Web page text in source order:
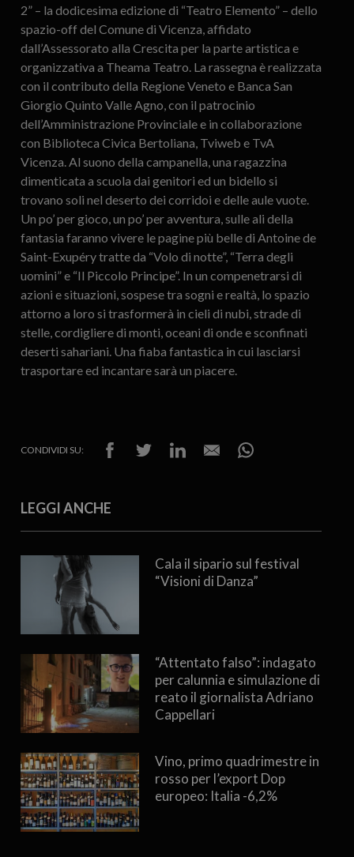
2” – la dodicesima edizione di “Teatro Elemento” – dello
spazio-off del Comune di Vicenza, affidato
dall’Assessorato alla Crescita per la parte artistica e
organizzativa a Theama Teatro. La rassegna è realizzata
con il contributo della Regione Veneto e Banca San
Giorgio Quinto Valle Agno, con il patrocinio
dell’Amministrazione Provinciale e in collaborazione
con Biblioteca Civica Bertoliana, Tviweb e TvA
Vicenza. Al suono della campanella, una ragazzina
dimenticata a scuola dai genitori ed un bidello si
trovano soli nel deserto dei corridoi e delle aule vuote.
Un po’ per gioco, un po’ per avventura, sulle ali della
fantasia faranno vivere le pagine più belle di Antoine de
Saint-Exupéry tratte da “Volo di notte”, “Terra degli
uomini” e “Il Piccolo Principe”. In un compenetrarsi di
azioni e situazioni, sospese tra sogni e realtà, lo spazio
attorno a loro si trasformerà in cieli di nubi, strade di
stelle, cordigliere di monti, oceani di onde e sconfinati
deserti sahariani. Una fiaba fantastica in cui lasciarsi
trasportare ed incantare sarà un piacere.
CONDIVIDI SU:
LEGGI ANCHE
Cala il sipario sul festival
“Visioni di Danza”
“Attentato falso”: indagato
per calunnia e simulazione di
reato il giornalista Adriano
Cappellari
Vino, primo quadrimestre in
rosso per l’export Dop
europeo: Italia -6,2%